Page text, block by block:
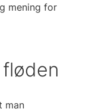
mening for
man